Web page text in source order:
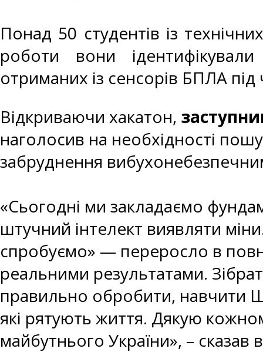
Понад 50 студентів із
роботи вони
отриманих із сенсорів БПЛА
Відкриваючи хакатон,
наголосив на необхідності
забруднення
«Сьогодні ми закладаємо
штучний інтелект виявляти
спробуємо» — переросло в
реальними результатами.
правильно обробити, навчити
які рятують життя. Дякую
майбутнього України», – сказав